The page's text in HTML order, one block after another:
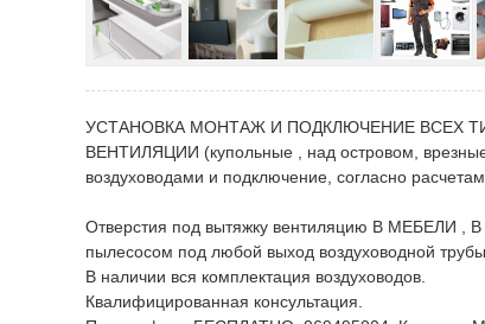
УСТАНОВКА МОНТАЖ И ПОДКЛЮЧЕНИЕ ВСЕХ
ВЕНТИЛЯЦИИ (купольные , над островом,
воздуховодами и подключение, согласно
Отверстия под вытяжку вентиляцию В МЕБЕЛИ
пылесосом под любой выход воздуховодной трубы.
В наличии вся комплектация воздуховодов.
Квалифицированная консультация.